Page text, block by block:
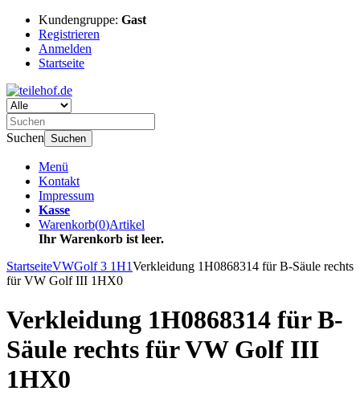
Kundengruppe: Gast
Registrieren
Anmelden
Startseite
Suchen Suchen
Menü
Kontakt
Impressum
Kasse
Warenkorb(0)Artikel
Ihr Warenkorb ist leer.
StartseiteVWGolf 3 1H1Verkleidung 1H0868314 für B-Säule rechts
für VW Golf III 1HX0
Verkleidung 1H0868314 für B-
Säule rechts für VW Golf III
1HX0